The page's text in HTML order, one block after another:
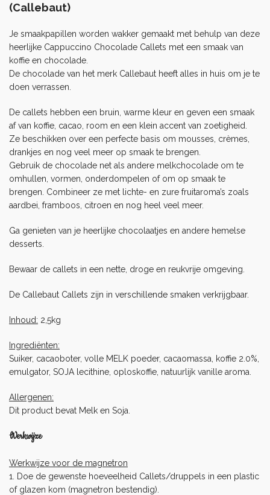
(Callebaut)
Je smaakpapillen worden wakker gemaakt met behulp van deze
heerlijke Cappuccino Chocolade Callets met een smaak van
koffie en chocolade.
De chocolade van het merk Callebaut heeft alles in huis om je te
doen verrassen.
De callets hebben een bruin, warme kleur en geven een smaak
af van koffie, cacao, room en een klein accent van zoetigheid.
Ze beschikken over een perfecte basis om mousses, crèmes,
drankjes en nog veel meer op smaak te brengen.
Gebruik de chocolade net als andere melkchocolade om te
omhullen, vormen, onderdompelen of om op smaak te
brengen. Combineer ze met lichte- en zure fruitaroma’s zoals
aardbei, framboos, citroen en nog heel veel meer.
Ga genieten van je heerlijke chocolaatjes en andere hemelse
desserts.
Bewaar de callets in een nette, droge en reukvrije omgeving.
De Callebaut Callets zijn in verschillende smaken verkrijgbaar.
Inhoud: 2,5kg
Ingrediënten:
Suiker, cacaoboter, volle MELK poeder, cacaomassa, koffie 2.0%,
emulgator, SOJA lecithine, oploskoffie, natuurlijk vanille aroma.
Allergenen:
Dit product bevat Melk en Soja.
Werkwijze
Werkwijze voor de magnetron
1. Doe de gewenste hoeveelheid Callets/druppels in een plastic
of glazen kom (magnetron bestendig).